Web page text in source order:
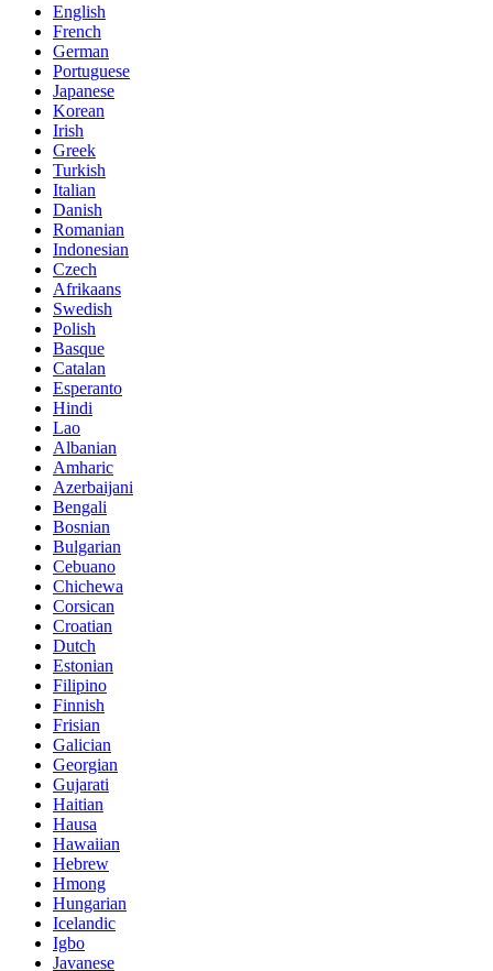
English
French
German
Portuguese
Japanese
Korean
Irish
Greek
Turkish
Italian
Danish
Romanian
Indonesian
Czech
Afrikaans
Swedish
Polish
Basque
Catalan
Esperanto
Hindi
Lao
Albanian
Amharic
Azerbaijani
Bengali
Bosnian
Bulgarian
Cebuano
Chichewa
Corsican
Croatian
Dutch
Estonian
Filipino
Finnish
Frisian
Galician
Georgian
Gujarati
Haitian
Hausa
Hawaiian
Hebrew
Hmong
Hungarian
Icelandic
Igbo
Javanese